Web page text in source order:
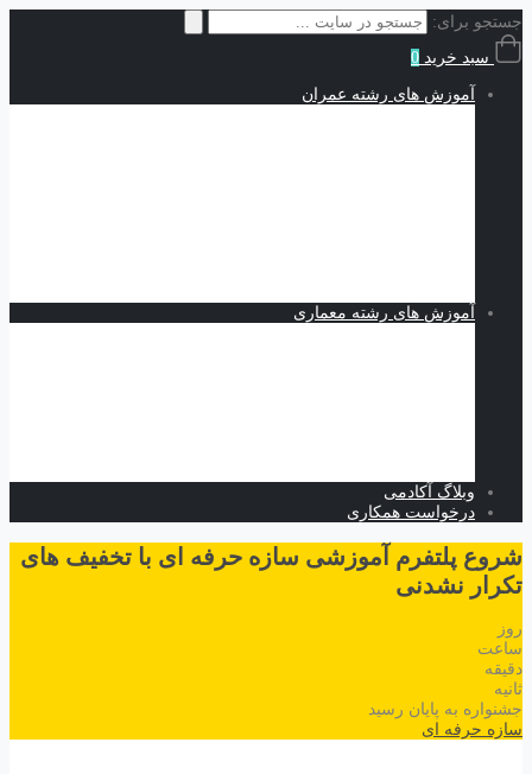
جستجو برای:
سبد خرید 0
آموزش های رشته عمران
آموزش های رشته معماری
وبلاگ آکادمی
درخواست همکاری
شروع پلتفرم آموزشی سازه حرفه ای با تخفیف های
تکرار نشدنی
روز
ساعت
دقیقه
ثانیه
جشنواره به پایان رسید
سازه حرفه ای